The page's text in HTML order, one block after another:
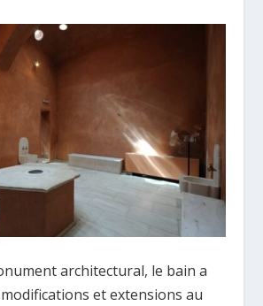
architectural, le bain a
et extensions au